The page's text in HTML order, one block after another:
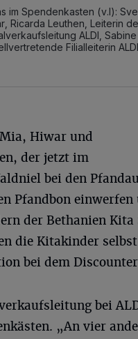
im Spendenkasten (v.l):
Ricarda Leuthen, Leiterin
ALDI,
Filialleiterin
Hiwar und
der jetzt im
bei den
Pfandbon einwerfen
der Bethanien
die Kitakinder
bei dem
bei
„An vier